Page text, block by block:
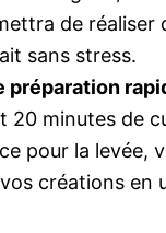
de réaliser
sans stress.
préparation
20 minutes de
pour la levée,
créations en